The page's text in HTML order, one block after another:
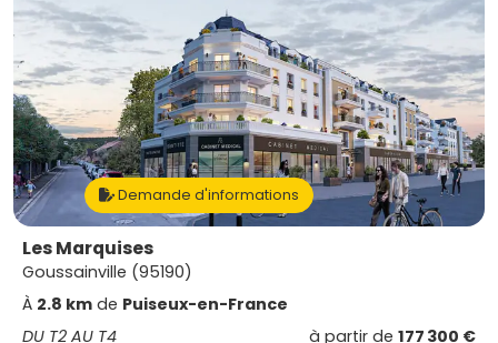
Demande d'informations
Les Marquises
Goussainville (95190)
À 2.8 km de Puiseux-en-France
DU T2 AU T4
à partir de 177 300 €